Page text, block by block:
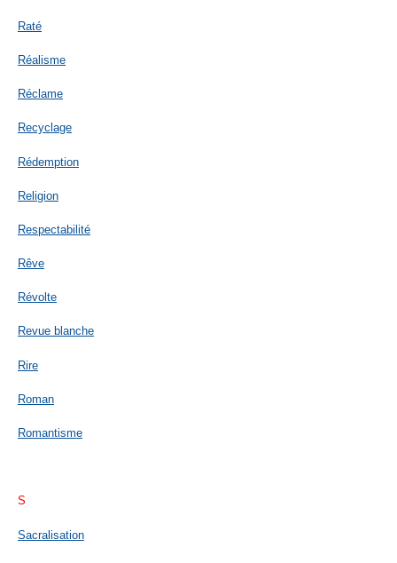
Raté
Réalisme
Réclame
Recyclage
Rédemption
Religion
Respectabilité
Rêve
Révolte
Revue blanche
Rire
Roman
Romantisme
S
Sacralisation